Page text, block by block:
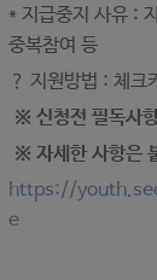
* 지급중지 사유 :
중복참여 등
？ 지원방법 : 체
※ 신청전 필독사
※ 자세한 사항은
https://
e